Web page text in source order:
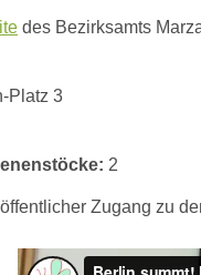
des Bezirksamts
Platz 3
2
Zugang zu